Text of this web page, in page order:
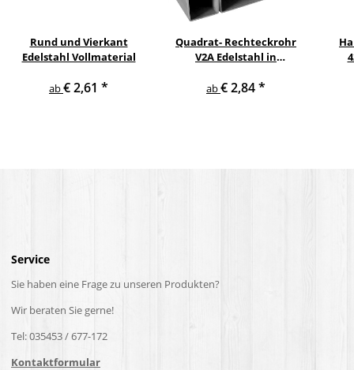
Rund und Vierkant
Edelstahl Vollmaterial
ab€ 2,61 *
Quadrat- Rechteckrohr
V2A Edelstahl in
Querschnitten und
ab€ 2,84*
Service
Sie haben eine Frage zu unseren Produkten?
Wir beraten Sie gerne!
Tel: 035453 / 677-172
Kontaktformular